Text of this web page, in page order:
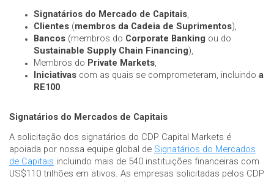
Signatários do Mercado de Capitais,
Clientes (membros da Cadeia de Suprimentos),
Bancos (membros do Corporate Banking ou do
Sustainable Supply Chain Financing),
Membros do Private Markets,
Iniciativas com as quais se comprometeram, incluindo a
RE100.
Signatários do Mercados de Capitais
A solicitação dos signatários do CDP Capital Markets é
apoiada por nossa equipe global de Signatários do Mercados
de Capitais incluindo mais de 540 instituições financeiras com
US$110 trilhões em ativos. As empresas solicitadas pelos CDP